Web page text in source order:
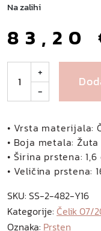
Na zalihi
83,20
l
z
a
r
p
s
t
e
+
-
• Vrsta materijala:
• Boja metala: Žuta
• Širina prstena: 1,6
• Veličina prstena:
SKU: SS-2-482-Y16
Kategorije: Čelik 07/
Oznaka: Prsten